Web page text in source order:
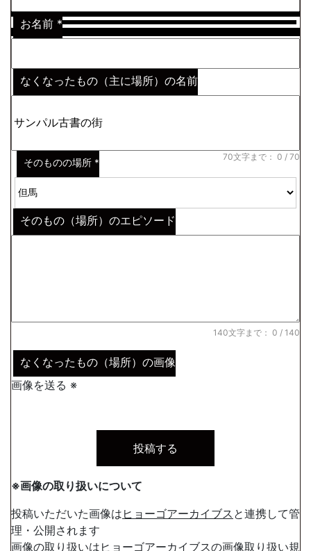
お名前 *
なくなったもの（主に場所）の名前
70文字まで： 0 / 70
そのものの場所 *
そのもの（場所）のエピソード
140文字まで： 0 / 140
なくなったもの（場所）の画像
画像を送る ※
※画像の取り扱いについて
投稿いただいた画像は ヒョーゴアーカイブス と連携して管
理・公開されます
画像の取り扱いは ヒョーゴアーカイブスの画像取り扱い規